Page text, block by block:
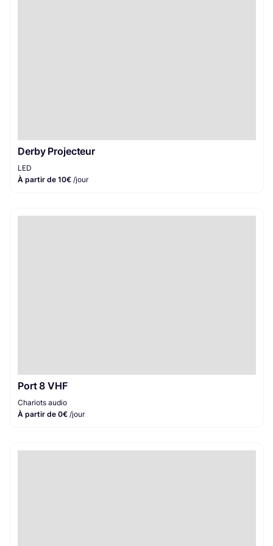
Derby Projecteur
LED
À partir de 10€ /jour
Port 8 VHF
Chariots audio
À partir de 0€ /jour